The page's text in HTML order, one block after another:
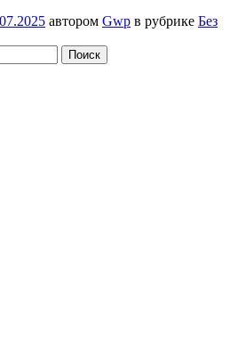
автором Gwp в рубрике Без